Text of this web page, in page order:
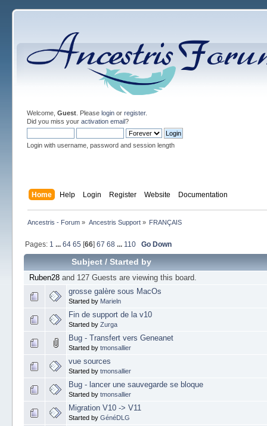
Welcome, Guest. Please loginor register.
Did you miss your activation email?
Login with username, password and session length
Home Help Login Register Website Documentation
Ancestris - Forum » Ancestris Support» FRANÇAIS
Pages: 1 ... 64 65 [66] 67 68 ... 110 Go Down
Subject /Started by
Ruben28and 127 Guests are viewing this board.
grosse galère sous MacOs
Started by Marieln
Fin de support de la v10
Started by Zurga
Bug - Transfert vers Geneanet
Started by tmonsallier
vue sources
Started by tmonsallier
Bug - lancer une sauvegarde se bloque
Started by tmonsallier
Migration V10 -> V11
Started by GénéDLG